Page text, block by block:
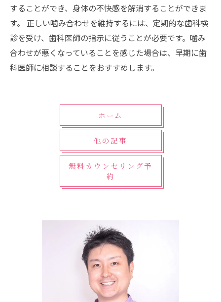
することができ、身体の不快感を解消することができま
す。 正しい噛み合わせを維持するには、定期的な歯科検
診を受け、歯科医師の指示に従うことが必要です。噛み
合わせが悪くなっていることを感じた場合は、早期に歯
科医師に相談することをおすすめします。
ホーム
他の記事
無料カウンセリング予
約